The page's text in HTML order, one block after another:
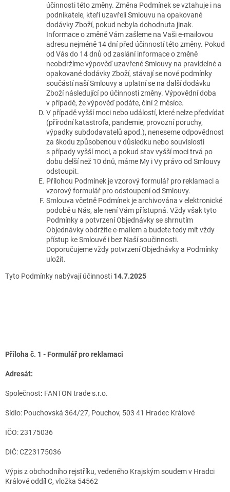
účinnosti této změny. Změna Podmínek se vztahuje i na
podnikatele, kteří uzavřeli Smlouvu na opakované
dodávky Zboží, pokud nebyla dohodnuta jinak.
Informace o změně Vám zašleme na Vaši e-mailovou
adresu nejméně 14 dní před účinností této změny. Pokud
od Vás do 14 dnů od zaslání informace o změně
neobdržíme výpověď uzavřené Smlouvy na pravidelné a
opakované dodávky Zboží, stávají se nové podmínky
součástí naší Smlouvy a uplatní se na další dodávku
Zboží následující po účinnosti změny. Výpovědní doba
v případě, že výpověď podáte, činí 2 měsíce.
V případě vyšší moci nebo událostí, které nelze předvídat
(přírodní katastrofa, pandemie, provozní poruchy,
výpadky subdodavatelů apod.), neneseme odpovědnost
za škodu způsobenou v důsledku nebo souvislosti
s případy vyšší moci, a pokud stav vyšší moci trvá po
dobu delší než 10 dnů, máme My i Vy právo od Smlouvy
odstoupit.
Přílohou Podmínek je vzorový formulář pro reklamaci a
vzorový formulář pro odstoupení od Smlouvy.
Smlouva včetně Podmínek je archivována v elektronické
podobě u Nás, ale není Vám přístupná. Vždy však tyto
Podmínky a potvrzení Objednávky se shrnutím
Objednávky obdržíte e-mailem a budete tedy mít vždy
přístup ke Smlouvě i bez Naší součinnosti.
Doporučujeme vždy potvrzení Objednávky a Podmínky
uložit.
Tyto Podmínky nabývají účinnosti 14.7.2025
Příloha č. 1 - Formulář pro reklamaci
Adresát:
Společnost: FANTON trade s.r.o.
Sídlo: Pouchovská 364/27, Pouchov, 503 41 Hradec Králové
IČO: 23175036
DIČ: CZ23175036
Výpis z obchodního rejstříku, vedeného Krajským soudem v Hradci
Králové oddíl C, vložka 54562